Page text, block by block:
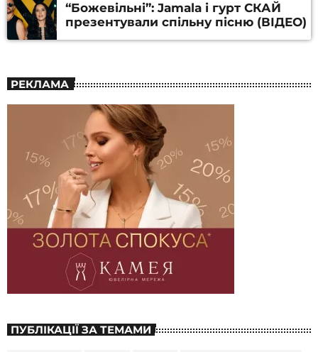
“Божевільні”: Jamala і гурт СКАЙ
презентували спільну пісню (ВІДЕО)
РЕКЛАМА
ПУБЛІКАЦІЇ ЗА ТЕМАМИ